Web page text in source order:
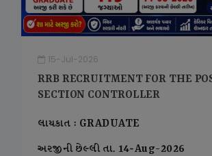
15-Jul-2026
RRB RECRUITMENT FOR THE
SECTION CONTROLLER
લાયકાત : GRADUATE
અરજીની છેલ્લી તા. 14-Aug-2026